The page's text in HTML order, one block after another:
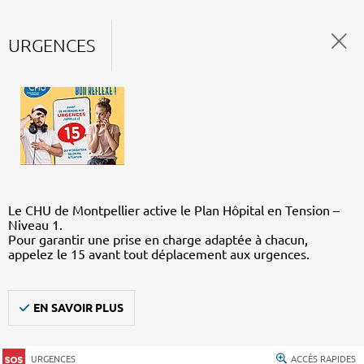
URGENCES
Le CHU de Montpellier active le Plan Hôpital en Tension –
Niveau 1.
Pour garantir une prise en charge adaptée à chacun,
appelez le 15 avant tout déplacement aux urgences.
EN SAVOIR PLUS
URGENCES ACCÈS RAPIDES